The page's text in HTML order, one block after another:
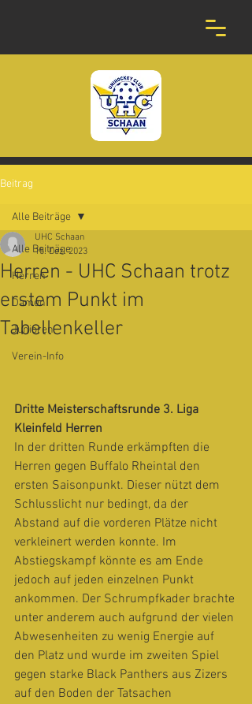
Beitrag
Alle Beiträge
Herren
Damen
Junioren
Verein-Info
Alle Beiträge
Herren - UHC Schaan trotz
erstem Punkt im
Tabellenkeller
UHC Schaan
15. Dez. 2023
Dritte Meisterschaftsrunde 3. Liga
Kleinfeld Herren
In der dritten Runde erkämpften die
Herren gegen Buffalo Rheintal den
ersten Saisonpunkt. Dieser nützt dem
Schlusslicht nur bedingt, da der
Abstand auf die vorderen Plätze nicht
verkleinert werden konnte. Im
Abstiegskampf könnte es am Ende
jedoch auf jeden einzelnen Punkt
ankommen. Der Schrumpfkader brachte
unter anderem auch aufgrund der vielen
Abwesenheiten zu wenig Energie auf
den Platz und wurde im zweiten Spiel
gegen starke Black Panthers aus Zizers
auf den Boden der Tatsachen